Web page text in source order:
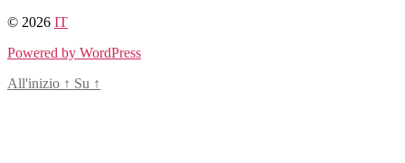
© 2026 IT
Powered by WordPress
All'inizio ↑ Su ↑